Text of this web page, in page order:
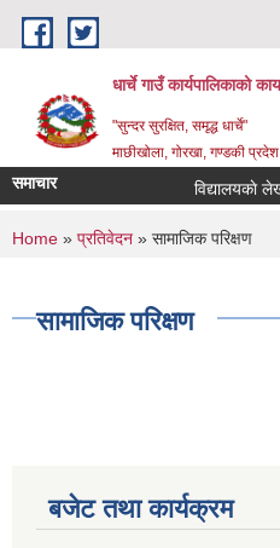
Skip to main content
धार्चे गाउँ कार्यपालिकाको
"सुन्दर सुरक्षित, समृद्ध धार्चे"
माछीखोला, गोरखा, गण्डकी
समाचार विद्यालयकाे
You are here
Home » प्रतिवेदन » सामाजिक परिक्षण
सामाजिक परिक्षण
बजेट तथा कार्यक्रम